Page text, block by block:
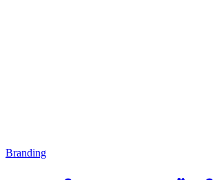
Branding